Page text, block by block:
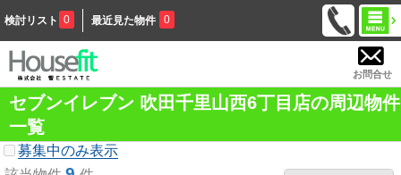
検討リスト 0 最近見た物件 0
お問合せ
セブンイレブン 吹田千里山西6丁目店の周辺物件
一覧
募集中のみ表示